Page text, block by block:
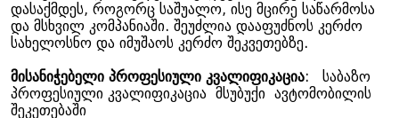
დასაქმდეს, როგორც საშუალო, ისე მცირე საწარმოსა
და მსხვილ კომპანიაში. შეუძლია დააფუძნოს კერძო
სახელოსნო და იმუშაოს კერძო შეკვეთებზე.
მისანიჭებელი პროფესიული კვალიფიკაცია: საბაზო
პროფესიული კვალიფიკაცია მსუბუქი ავტომობილის
შეკეთებაში